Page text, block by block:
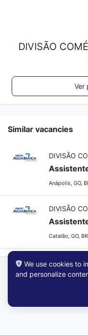
DIVISÃO
Ver
Similar vacancies
DIVISÃO
Anápolis, GO,
DIVISÃO
Catalão, GO, BR
We use cookies to
and personalize